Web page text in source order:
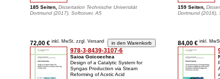
185 Seiten, Dissertation Technische Universität
Dortmund (2017), Softcover, A5
72,00 € inkl. MwSt, zzgl. Versand
978-3-8439-3107-6
Saioa Goicoechea
Design of a Catalytic System for
Syngas Production via Steam
Reforming of Acetic Acid
159 Seiten,
Dortmund (2016),
84,00 € inkl.